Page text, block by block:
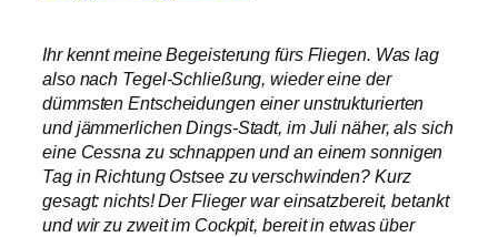
Ihr kennt meine Begeisterung fürs Fliegen. Was lag
also nach Tegel-Schließung, wieder eine der
dümmsten Entscheidungen einer unstrukturierten
und jämmerlichen Dings-Stadt, im Juli näher, als sich
eine Cessna zu schnappen und an einem sonnigen
Tag in Richtung Ostsee zu verschwinden? Kurz
gesagt: nichts! Der Flieger war einsatzbereit, betankt
und wir zu zweit im Cockpit, bereit in etwas über